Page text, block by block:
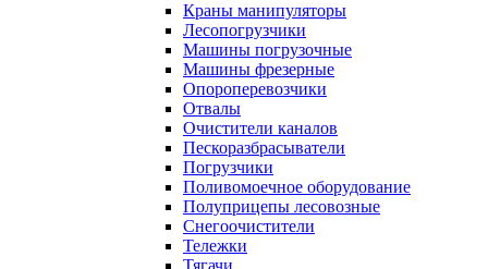
Краны манипуляторы
Лесопогрузчики
Машины погрузочные
Машины фрезерные
Опороперевозчики
Отвалы
Очистители каналов
Пескоразбрасыватели
Погрузчики
Поливомоечное оборудование
Полуприцепы лесовозные
Снегоочистители
Тележки
Тягачи